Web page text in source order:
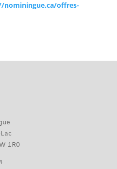
nominingue.ca/offres-
1R0